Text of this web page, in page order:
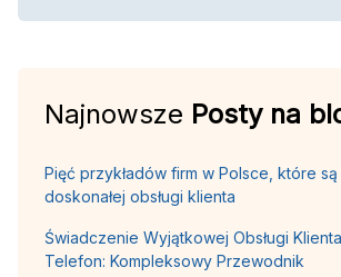
Najnowsze Posty na
Pięć przykładów firm w Polsce, które
doskonałej obsługi klienta
Świadczenie Wyjątkowej Obsługi
Telefon: Kompleksowy Przewodnik